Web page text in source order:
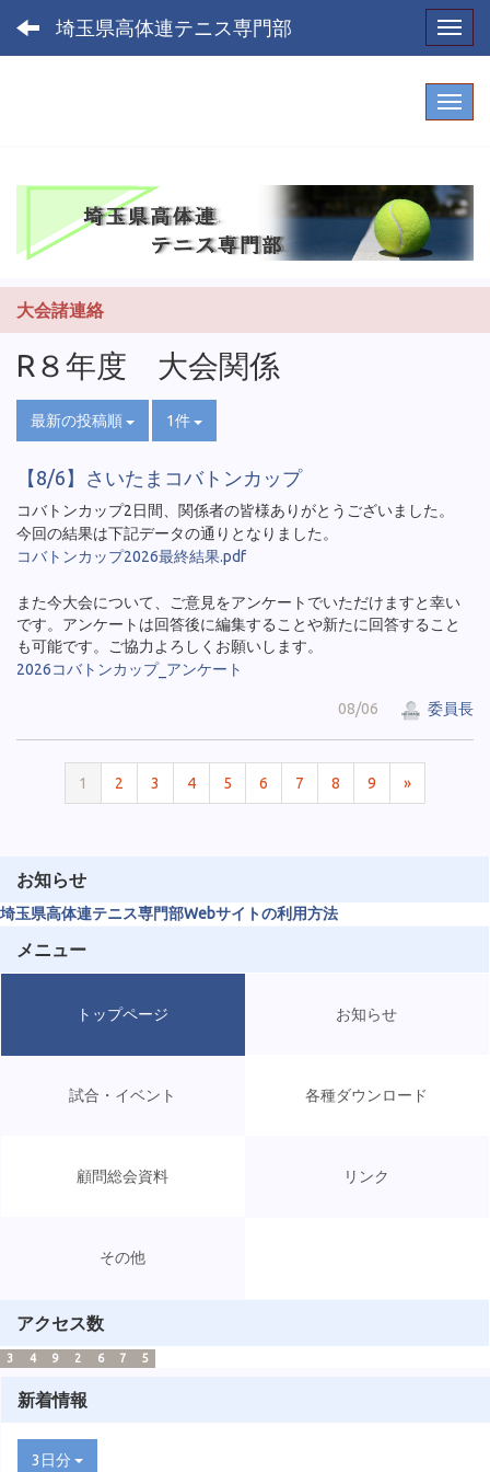
埼玉県高体連テニス専門部
大会諸連絡
R８年度 大会関係
最新の投稿順 1件
【8/6】さいたまコバトンカップ
コバトンカップ2日間、関係者の皆様ありがとうございました。
今回の結果は下記データの通りとなりました。
コバトンカップ2026最終結果.pdf
また今大会について、ご意見をアンケートでいただけますと幸い
です。アンケートは回答後に編集することや新たに回答すること
も可能です。ご協力よろしくお願いします。
2026コバトンカップ_アンケート
08/06 委員長
1 2 3 4 5 6 7 8 9 »
お知らせ
埼玉県高体連テニス専門部Webサイトの利用方法
メニュー
トップページ お知らせ
試合・イベント 各種ダウンロード
顧問総会資料 リンク
その他
アクセス数
3 4 9 2 6 7 5
新着情報
3日分